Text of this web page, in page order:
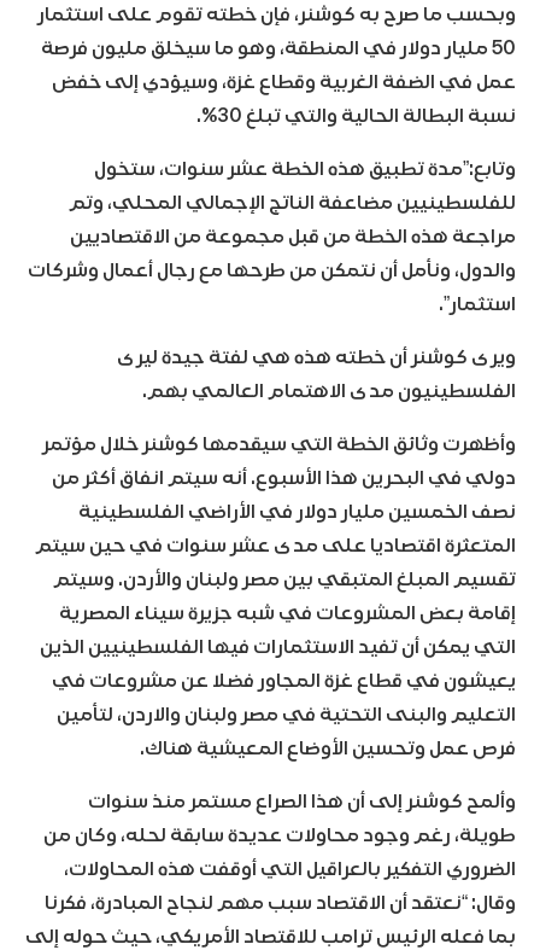
وبحسب ما صرح به كوشنر، فإن خطته تقوم على استثمار
50 مليار دولار في المنطقة، وهو ما سيخلق مليون فرصة
عمل في الضفة الغربية وقطاع غزة، وسيؤدي إلى خفض
نسبة البطالة الحالية والتي تبلغ 30%.
وتابع:”مدة تطبيق هذه الخطة عشر سنوات، ستخول
للفلسطينيين مضاعفة الناتج الإجمالي المحلي، وتم
مراجعة هذه الخطة من قبل مجموعة من الاقتصاديين
والدول، ونأمل أن نتمكن من طرحها مع رجال أعمال وشركات
استثمار”.
ويرى كوشنر أن خطته هذه هي لفتة جيدة ليرى
الفلسطينيون مدى الاهتمام العالمي بهم.
وأظهرت وثائق الخطة التي سيقدمها كوشنر خلال مؤتمر
دولي في البحرين هذا الأسبوع. أنه سيتم انفاق أكثر من
نصف الخمسين مليار دولار في الأراضي الفلسطينية
المتعثرة اقتصاديا على مدى عشر سنوات في حين سيتم
تقسيم المبلغ المتبقي بين مصر ولبنان والأردن. وسيتم
إقامة بعض المشروعات في شبه جزيرة سيناء المصرية
التي يمكن أن تفيد الاستثمارات فيها الفلسطينيين الذين
يعيشون في قطاع غزة المجاور فضلا عن مشروعات في
التعليم والبنى التحتية في مصر ولبنان والاردن، لتأمين
فرص عمل وتحسين الأوضاع المعيشية هناك.
وألمح كوشنر إلى أن هذا الصراع مستمر منذ سنوات
طويلة، رغم وجود محاولات عديدة سابقة لحله، وكان من
الضروري التفكير بالعراقيل التي أوقفت هذه المحاولات،
وقال: “نعتقد أن الاقتصاد سبب مهم لنجاح المبادرة، فكرنا
بما فعله الرئيس ترامب للاقتصاد الأمريكي، حيث حوله إلى